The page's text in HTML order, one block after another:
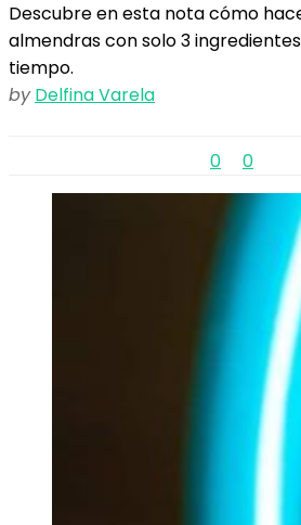
Descubre en esta nota cómo
almendras con solo 3
tiempo.
by Delfina Varela
0 0